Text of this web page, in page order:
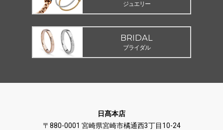
ジュエリー
BRIDAL
ブライダル
日髙本店
〒880-0001 宮崎県宮崎市橘通西3丁目10-24